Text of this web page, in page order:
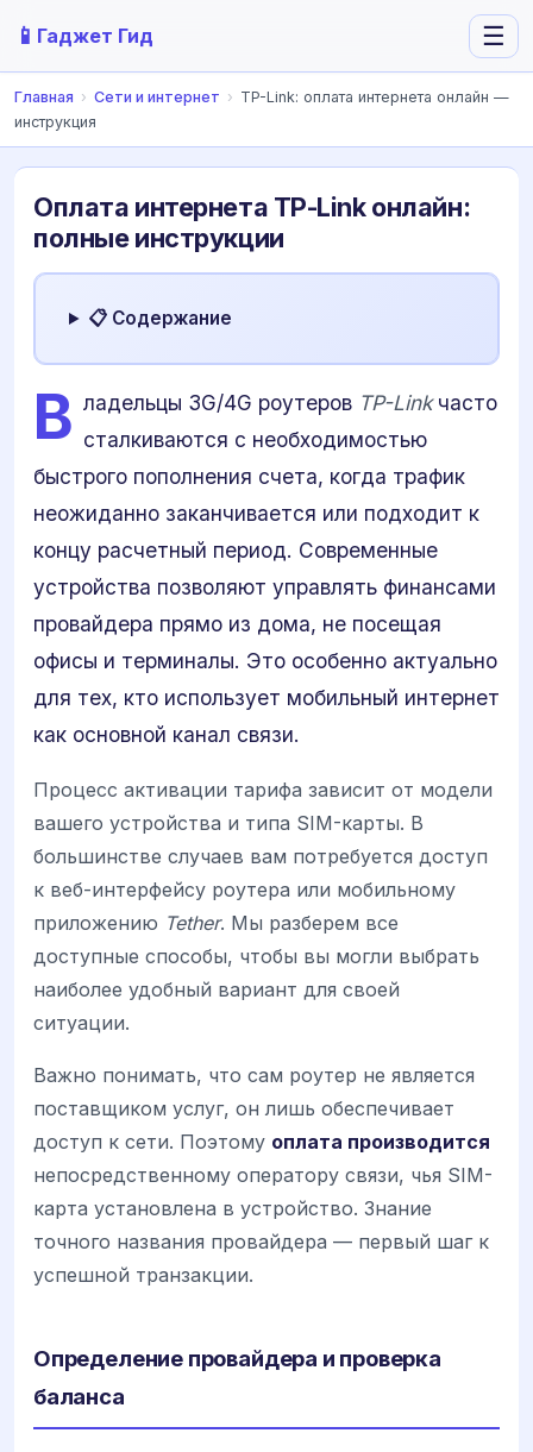
📱 Гаджет Гид ☰
Главная › Сети и интернет › TP-Link: оплата интернета онлайн —
инструкция
Оплата интернета TP-Link онлайн:
полные инструкции
📋 Содержание
В ладельцы 3G/4G роутеров TP-Linkчасто
сталкиваются с необходимостью
быстрого пополнения счета, когда трафик
неожиданно заканчивается или подходит к
концу расчетный период. Современные
устройства позволяют управлять финансами
провайдера прямо из дома, не посещая
офисы и терминалы. Это особенно актуально
для тех, кто использует мобильный интернет
как основной канал связи.
Процесс активации тарифа зависит от модели
вашего устройства и типа SIM-карты. В
большинстве случаев вам потребуется доступ
к веб-интерфейсу роутера или мобильному
приложению Tether. Мы разберем все
доступные способы, чтобы вы могли выбрать
наиболее удобный вариант для своей
ситуации.
Важно понимать, что сам роутер не является
поставщиком услуг, он лишь обеспечивает
доступ к сети. Поэтому оплата производится
непосредственному оператору связи, чья SIM-
карта установлена в устройство. Знание
точного названия провайдера — первый шаг к
успешной транзакции.
Определение провайдера и проверка
баланса